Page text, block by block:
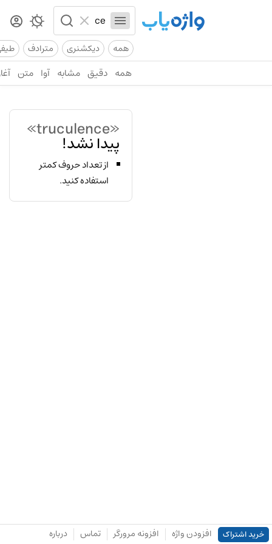
همه دیکشنری مترادف
همه دقیق مشابه آوا متن
«truculence»
پیدا نشد!
از تعداد حروف کمتر
استفاده کنید.
خرید اشتراک افزودن واژه افزونه مرورگر تماس درباره